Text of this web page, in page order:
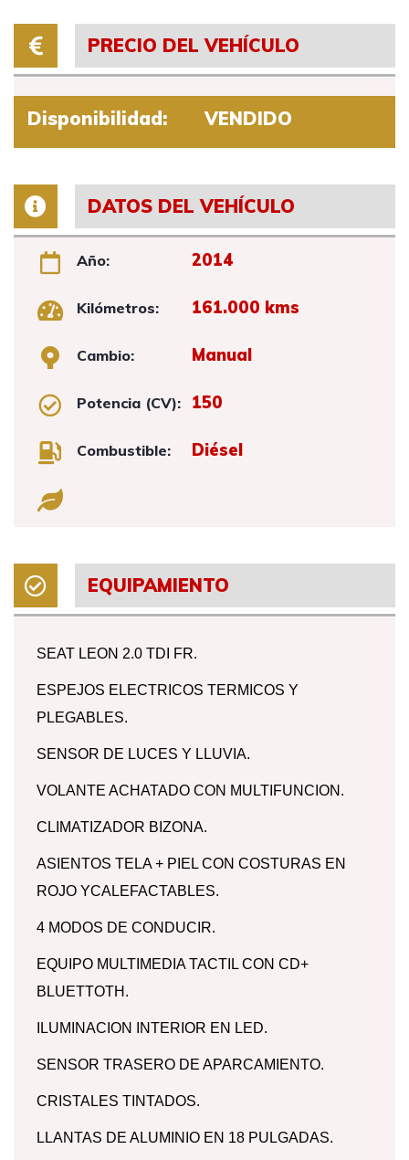
PRECIO DEL VEHÍCULO
Disponibilidad: VENDIDO
DATOS DEL VEHÍCULO
Año: 2014
Kilómetros: 161.000 kms
Cambio: Manual
Potencia (CV): 150
Combustible: Diésel
EQUIPAMIENTO
SEAT LEON 2.0 TDI FR.
ESPEJOS ELECTRICOS TERMICOS Y
PLEGABLES.
SENSOR DE LUCES Y LLUVIA.
VOLANTE ACHATADO CON MULTIFUNCION.
CLIMATIZADOR BIZONA.
ASIENTOS TELA + PIEL CON COSTURAS EN
ROJO YCALEFACTABLES.
4 MODOS DE CONDUCIR.
EQUIPO MULTIMEDIA TACTIL CON CD+
BLUETTOTH.
ILUMINACION INTERIOR EN LED.
SENSOR TRASERO DE APARCAMIENTO.
CRISTALES TINTADOS.
LLANTAS DE ALUMINIO EN 18 PULGADAS.